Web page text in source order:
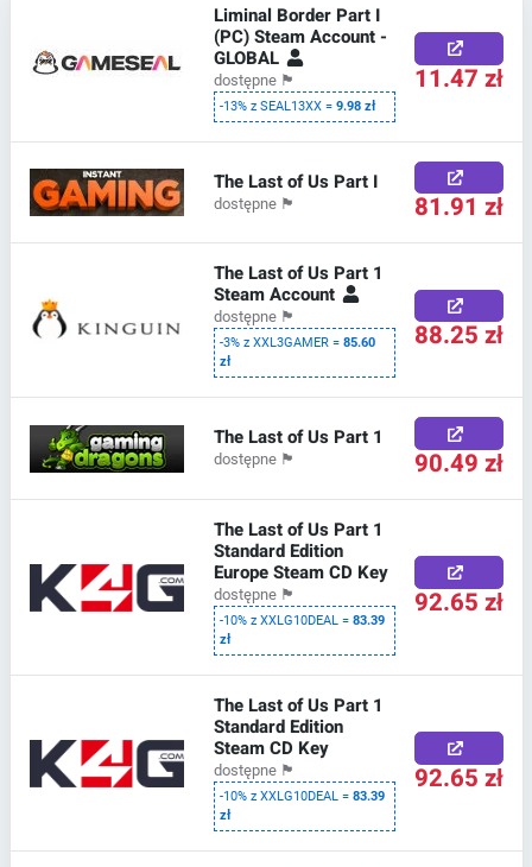
Liminal Border Part I
(PC) Steam Account -
GLOBAL
dostępne 🏴
-13% z SEAL13XX =9.98 zł
11.47 zł
The Last of Us Part I
dostępne 🏴 81.91 zł
The Last of Us Part 1
Steam Account
dostępne 🏴
-3% z XXL3GAMER =85.60
zł
88.25 zł
The Last of Us Part 1
dostępne 🏴 90.49 zł
The Last of Us Part 1
Standard Edition
Europe Steam CD Key
dostępne 🏴
-10% z XXLG10DEAL =83.39
zł
92.65 zł
The Last of Us Part 1
Standard Edition
Steam CD Key
dostępne 🏴
-10% z XXLG10DEAL =83.39
zł
92.65 zł